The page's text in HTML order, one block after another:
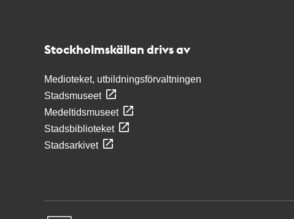
Stockholmskällan drivs av
Medioteket, utbildningsförvaltningen
Stadsmuseet
Medeltidsmuseet
Stadsbiblioteket
Stadsarkivet